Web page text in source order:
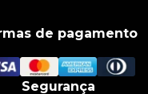
de pagamento
Segurança